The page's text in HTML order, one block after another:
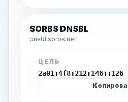
SORBS DNSBL
dnsbl.sorbs.net
ЦЕЛЬ
2a01:4f8:212:146::126